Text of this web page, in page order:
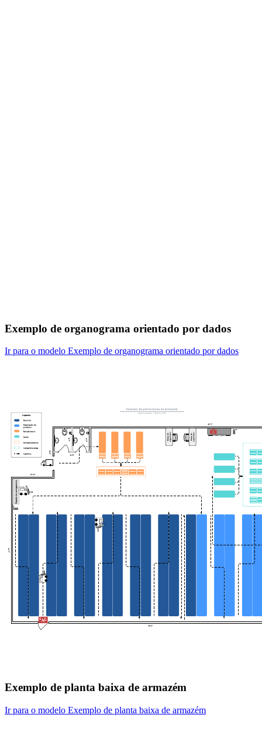
Exemplo de organograma orientado por dados
Ir para o modelo Exemplo de organograma orientado por dados
Exemplo de planta baixa de armazém
Ir para o modelo Exemplo de planta baixa de armazém